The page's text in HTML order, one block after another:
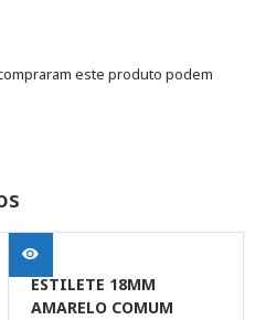
este produto podem
ESTILETE 18MM
AMARELO COMUM